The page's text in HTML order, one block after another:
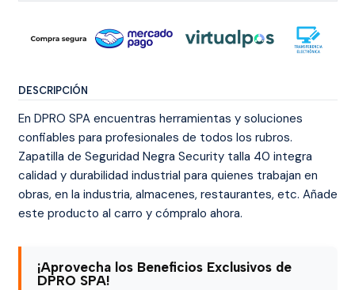
DESCRIPCIÓN
En DPRO SPA encuentras herramientas y soluciones
confiables para profesionales de todos los rubros.
Zapatilla de Seguridad Negra Security talla 40 integra
calidad y durabilidad industrial para quienes trabajan en
obras, en la industria, almacenes, restaurantes, etc. Añade
este producto al carro y cómpralo ahora.
¡Aprovecha los Beneficios Exclusivos de
DPRO SPA!